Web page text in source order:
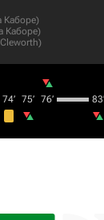
Каборе)
Каборе)
)
74‎’‎ 75‎’‎ 76‎’‎ 83‎’‎